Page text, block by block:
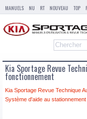
MANUELS NU RT NOUVEAU TOP
Kia Sportage Revue
fonctionnement
Kia Sportage Revue Technique
Système d'aide au stationnement